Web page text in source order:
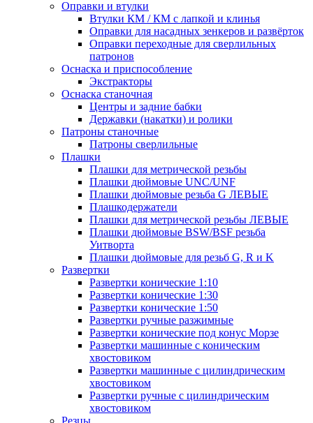
Оправки и втулки
Втулки КМ / КМ с лапкой и клинья
Оправки для насадных зенкеров и развёрток
Оправки переходные для сверлильных
патронов
Оснаска и приспособление
Экстракторы
Оснаска станочная
Центры и задние бабки
Державки (накатки) и ролики
Патроны станочные
Патроны сверлильные
Плашки
Плашки для метрической резьбы
Плашки дюймовые UNC/UNF
Плашки дюймовые резьба G ЛЕВЫЕ
Плашкодержатели
Плашки для метрической резьбы ЛЕВЫЕ
Плашки дюймовые BSW/BSF резьба
Уитворта
Плашки дюймовые для резьб G, R и K
Развертки
Развертки конические 1:10
Развертки конические 1:30
Развертки конические 1:50
Развертки ручные разжимные
Развертки конические под конус Морзе
Развертки машинные с коническим
хвостовиком
Развертки машинные с цилиндрическим
хвостовиком
Развертки ручные с цилиндрическим
хвостовиком
Резцы